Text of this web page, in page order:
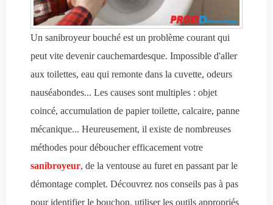
Un sanibroyeur bouché est un problème courant qui
peut vite devenir cauchemardesque. Impossible d'aller
aux toilettes, eau qui remonte dans la cuvette, odeurs
nauséabondes... Les causes sont multiples : objet
coincé, accumulation de papier toilette, calcaire, panne
mécanique... Heureusement, il existe de nombreuses
méthodes pour déboucher efficacement votre
sanibroyeur, de la ventouse au furet en passant par le
démontage complet. Découvrez nos conseils pas à pas
pour identifier le bouchon, utiliser les outils appropriés